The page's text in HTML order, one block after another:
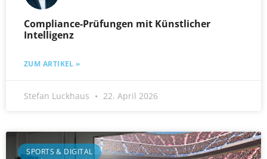
Compliance-Prüfungen mit Künstlicher
Intelligenz
ZUM ARTIKEL »
Stefan Luckhaus 22. April 2026
SPORTS & DIGITAL